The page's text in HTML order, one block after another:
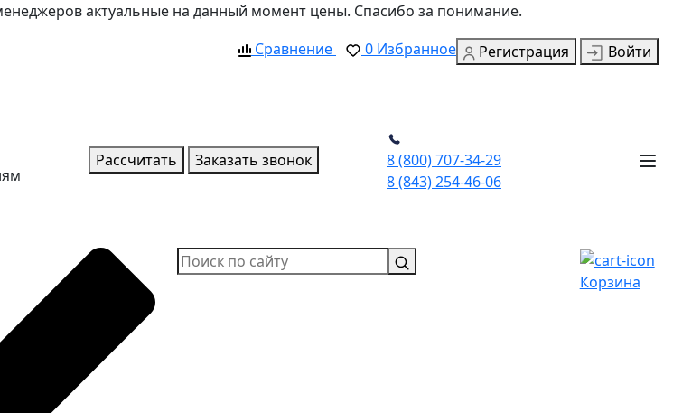
актуальные на данный момент цены. Спасибо за понимание.
Сравнение
0 Избранное Регистрация Войти
Рассчитать Заказать звонок
8 (800) 707-34-29
8 (843) 254-46-06
Корзина